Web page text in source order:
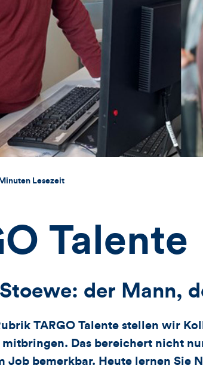
Lesezeit
Talente
der Mann,
TARGO Talente stellen wir
mitbringen. Das bereichert nicht
Job bemerkbar. Heute lernen Sie